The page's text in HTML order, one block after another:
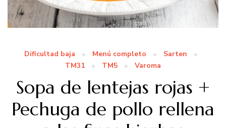
Dificultad baja Menú completo
Sarten
TM31
TM5 Varoma
Sopa de lentejas rojas +
Pechuga de pollo rellena